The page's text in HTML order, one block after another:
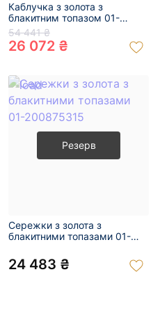
Каблучка з золота з
блакитним топазом 01-
200330617
54 441 ₴
26 072 ₴
Резерв
Сережки з золота з
блакитними топазами 01-
24 483 ₴